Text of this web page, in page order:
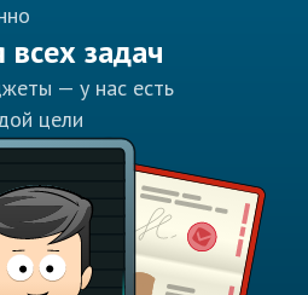
задач
— у нас есть
цели